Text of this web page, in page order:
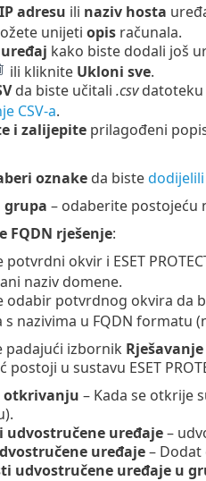
IP adresu ili naziv hosta
unijeti opisračunala.
kako biste dodali još
ili kliknite Ukloni sve.
da biste učitali .csvdatoteku
CSV-a.
i zalijepiteprilagođeni
oznakeda biste
grupa – odaberite postojeću
FQDN rješenje:
potvrdni okvir i ESET
naziv domene.
odabir potvrdnog okvira da
s nazivima u FQDN formatu
padajući izbornik
postoji u sustavu ESET
otkrivanju – Kada se otkrije
udvostručene uređaje–
uređaje– Dodat
udvostručene uređaje u